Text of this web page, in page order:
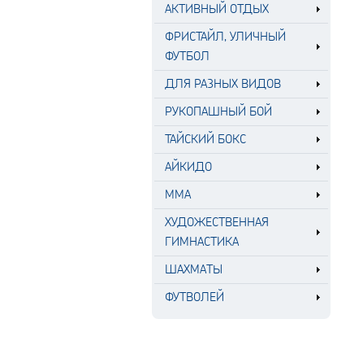
АКТИВНЫЙ ОТДЫХ
ФРИСТАЙЛ, УЛИЧНЫЙ
ФУТБОЛ
ДЛЯ РАЗНЫХ ВИДОВ
РУКОПАШНЫЙ БОЙ
ТАЙСКИЙ БОКС
АЙКИДО
MMA
ХУДОЖЕСТВЕННАЯ
ГИМНАСТИКА
ШАХМАТЫ
ФУТВОЛЕЙ